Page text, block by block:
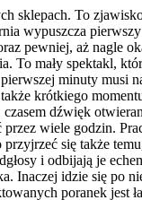
sklepach. To
wypuszcza
pewniej, aż nagle
To mały spektakl,
minuty musi
krótkiego
dźwięk
wiele godzin.
się także
i odbijają je
Inaczej idzie się po
poranek jest